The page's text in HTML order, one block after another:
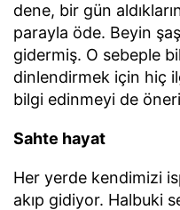
dene, bir gün
parayla öde. Beyin
gidermiş. O sebeple
dinlendirmek için hiç
bilgi edinmeyi de
Sahte hayat
Her yerde kendimizi
akıp gidiyor. Halbuki